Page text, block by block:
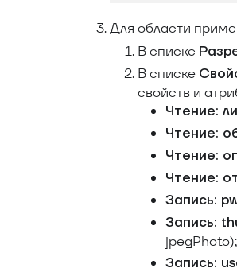
Для области
В списке
В списке
свойств и
Чтение:
Чтение:
Чтение:
Чтение:
Запись:
Запись:
jpegPhoto);
Запись: